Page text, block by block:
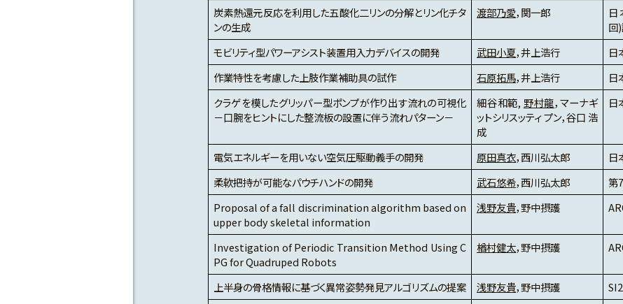
炭素熱還元反応を利用した五酸化二リンの分解とリン化チタ
ンの生成
渡部乃愛，関一郎
日
回
モビリティ型パワーアシスト装置用入力デバイスの開発 武田小夏，井上浩行 日
作業特性を考慮した上肢作業補助具の試作
石原拓馬，井上浩行 日
クラゲを模したグリッパー型ポンプが作り出す流れの可視化
－口腕をヒントにした整流板の設置に伴う流れパターン－
細谷和範, 野村龍，マーナギ
ットシリスッティ プン，谷口 浩
成
日
電気エネルギーを用いない空気圧駆動義手の開発 原田真衣，西川弘太郎 日
柔軟把持が可能なパウチハンドの開発
武石悠希，西川弘太郎 第
Proposal of a fall discrimination algorithm based on
upper body skeletal information
浅野友貴，野中摂護
Investigation of Periodic Transition Method Using C
PG for Quadruped Robots
楢村健太，野中摂護
上半身の骨格情報に基づく異常姿勢発見アルゴリズムの提案 浅野友貴，野中摂護